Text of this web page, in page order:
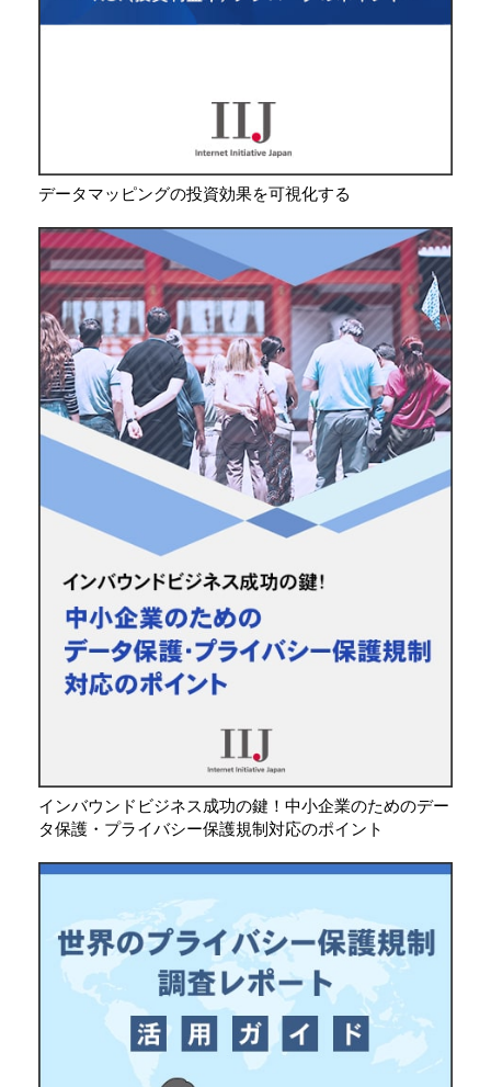
データマッピングの投資効果を可視化する
インバウンドビジネス成功の鍵！中小企業のためのデー
タ保護・プライバシー保護規制対応のポイント